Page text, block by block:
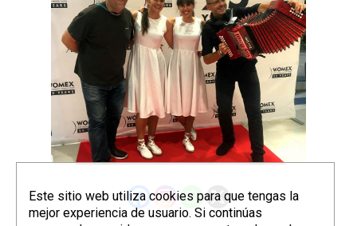
Este sitio web utiliza cookies para que tengas la
mejor experiencia de usuario. Si continúas